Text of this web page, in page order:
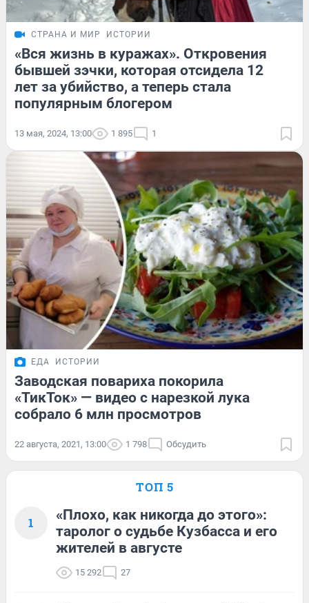
СТРАНА И МИР ИСТОРИИ
«Вся жизнь в куражах». Откровения
бывшей зэчки, которая отсидела 12
лет за убийство, а теперь стала
популярным блогером
13 мая, 2024, 13:00 1 895 1
ЕДА ИСТОРИИ
Заводская повариха покорила
«ТикТок» — видео с нарезкой лука
собрало 6 млн просмотров
22 августа, 2021, 13:00 1 798 Обсудить
ТОП 5
1
«Плохо, как никогда до этого»:
таролог о судьбе Кузбасса и его
жителей в августе
15 292 27